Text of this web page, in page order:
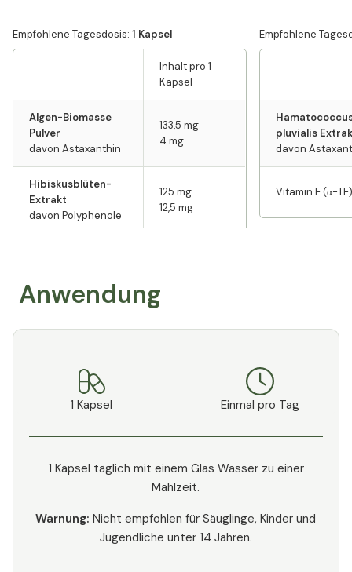
Anwendung
1 Kapsel Einmal pro Tag
1 Kapsel täglich mit einem Glas Wasser zu einer
Mahlzeit.
Warnung:Nicht empfohlen für Säuglinge, Kinder und
Jugendliche unter 14 Jahren.
Empfohlene Tagesdosis: 1 Kapsel
Inhalt pro 1
Kapsel
Algen-Biomasse
Pulver
⁠davon Astaxanthin
133,5 mg
4 mg
Hibiskusblüten-
Extrakt
davon Polyphenole
125 mg
12,5 mg
α-TE Vitamin E 12 mg (100%)
* % des NRW (Nährstoffreferenzwertes) gemäß
EU-Verordnung
Empfohlene
pluvialis
davon
Vitamin E (α-TE)
EU-Verordnung